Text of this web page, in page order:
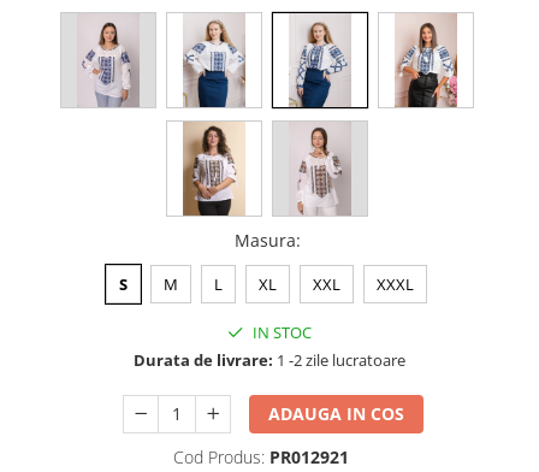
Masura:
S M L XL XXL XXXL
IN STOC
Durata de livrare: 1 -2 zile lucratoare
ADAUGA IN COS
Cod Produs: PR012921